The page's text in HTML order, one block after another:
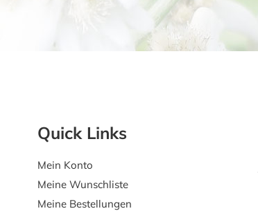
Quick Links
Mein Konto
Meine Wunschliste
Meine Bestellungen